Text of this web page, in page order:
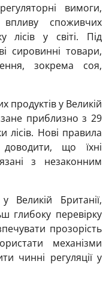
вимоги,
споживчих
лісів у світі. Під
сировинні товари,
зокрема соя,
у Великій
приблизно з 29
лісів. Нові правила
доводити, що їхні
з незаконним
Британії,
глибоку перевірку
прозорість
механізми
чинні регуляції у